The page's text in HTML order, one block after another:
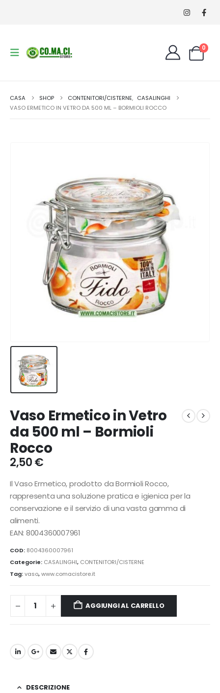
0
CASA SHOP CONTENITORI/CISTERNE, CASALINGHI
VASO ERMETICO IN VETRO DA 500 ML – BORMIOLI ROCCO
Vaso Ermetico in Vetro
da 500 ml – Bormioli
Rocco
2,50€
Il Vaso Ermetico, prodotto da Bormioli Rocco,
rappresenta una soluzione pratica e igienica per la
conservazione e il servizio di una vasta gamma di
alimenti.
EAN: 8004360007961
COD: 8004360007961
Categorie: CASALINGHI, CONTENITORI/CISTERNE
Tag:vaso,www.comacistore.it
AGGIUNGI AL CARRELLO
DESCRIZIONE